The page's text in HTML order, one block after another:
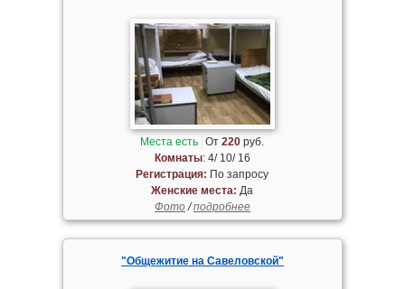
Места есть От220 руб.
Комнаты: 4/ 10/ 16
Регистрация: По запросу
Женские места: Да
Фото/подробнее
"Общежитие на Савеловской"